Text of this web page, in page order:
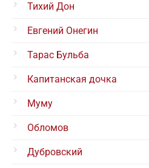
Тихий Дон
Евгений Онегин
Тарас Бульба
Капитанская дочка
Муму
Обломов
Дубровский